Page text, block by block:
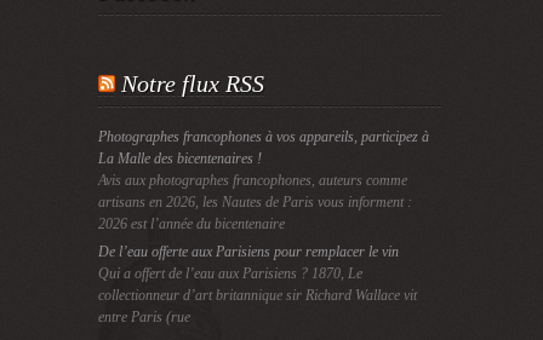
Notre flux RSS
Photographes francophones à vos appareils, participez à
La Malle des bicentenaires !
Avis aux photographes francophones, auteurs comme
artisans en 2026, les Nautes de Paris vous informent :
2026 est l’année du bicentenaire
De l’eau offerte aux Parisiens pour remplacer le vin
Qui a offert de l’eau aux Parisiens ? 1870, Le
collectionneur d’art britannique sir Richard Wallace vit
entre Paris (rue